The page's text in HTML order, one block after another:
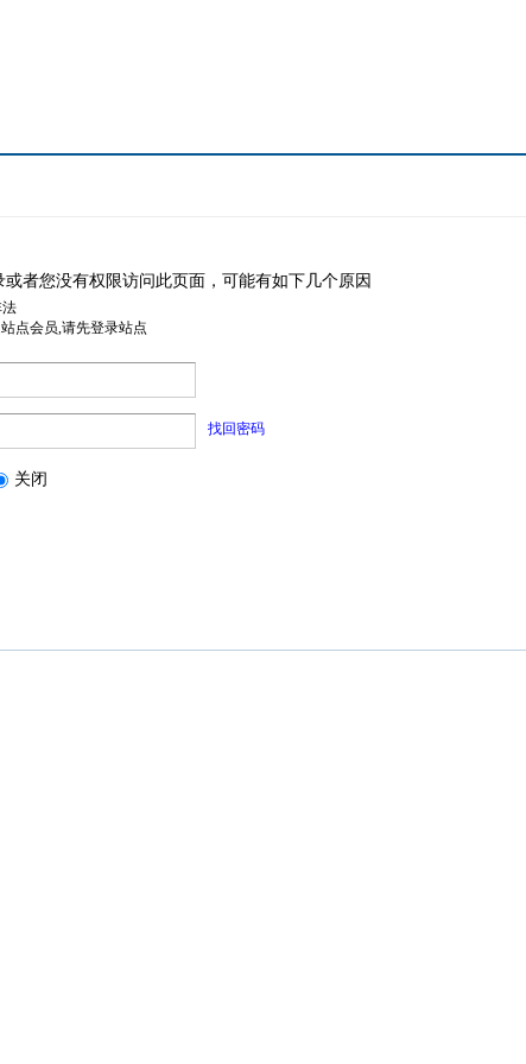
或者您没有权限访问此页面，可能有如下几个原因
点会员,请先登录站点
找回密码
关闭